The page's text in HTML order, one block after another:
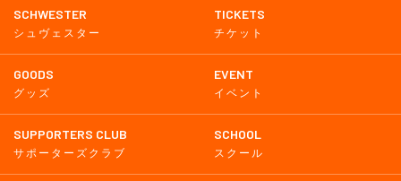
SCHWESTER
シュヴェスター
TICKETS
チケット
GOODS
グッズ
EVENT
イベント
SUPPORTERS CLUB
サポーターズクラブ
SCHOOL
スクール